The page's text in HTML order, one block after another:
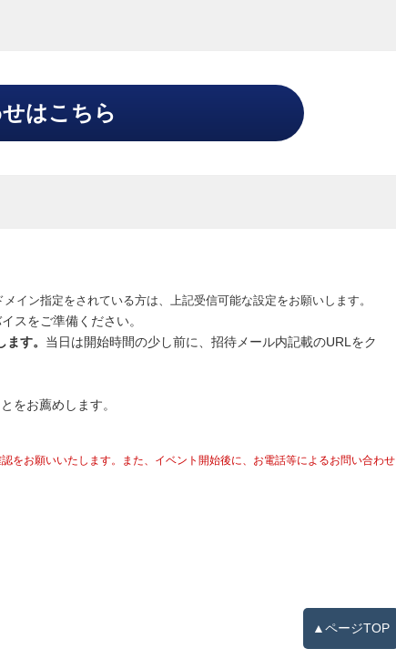
はこちら
イン指定をされている方は、上記受信可能な設定をお願いします。
スをご準備ください。
す。 当日は開始時間の少し前に、招待メール内記載のURLをク
をお薦めします。
をお願いいたします。また、イベント開始後に、お電話等によるお問い合わせ
▲ページTOP